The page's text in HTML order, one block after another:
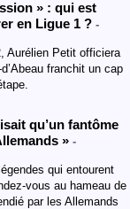
» : qui est
en Ligue 1 ? -
Aurélien Petit officiera
franchit un cap
qu’un fantôme
» -
qui entourent
vous au hameau de
par les Allemands